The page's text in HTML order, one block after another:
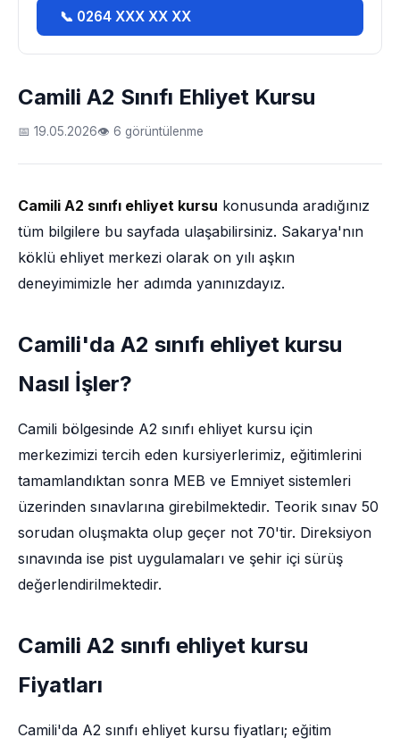
Camili A2 Sınıfı Ehliyet Kursu
📅 19.05.2026👁 6 görüntülenme
Camili A2 sınıfı ehliyet kursu konusunda aradığınız
tüm bilgilere bu sayfada ulaşabilirsiniz. Sakarya'nın
köklü ehliyet merkezi olarak on yılı aşkın
deneyimimizle her adımda yanınızdayız.
Camili'da A2 sınıfı ehliyet kursu
Nasıl İşler?
Camili bölgesinde A2 sınıfı ehliyet kursu için
merkezimizi tercih eden kursiyerlerimiz, eğitimlerini
tamamlandıktan sonra MEB ve Emniyet sistemleri
üzerinden sınavlarına girebilmektedir. Teorik sınav 50
sorudan oluşmakta olup geçer not 70'tir. Direksiyon
sınavında ise pist uygulamaları ve şehir içi sürüş
değerlendirilmektedir.
Camili A2 sınıfı ehliyet kursu
Fiyatları
Camili'da A2 sınıfı ehliyet kursu fiyatları; eğitim
📞 0264 XXX XX XX